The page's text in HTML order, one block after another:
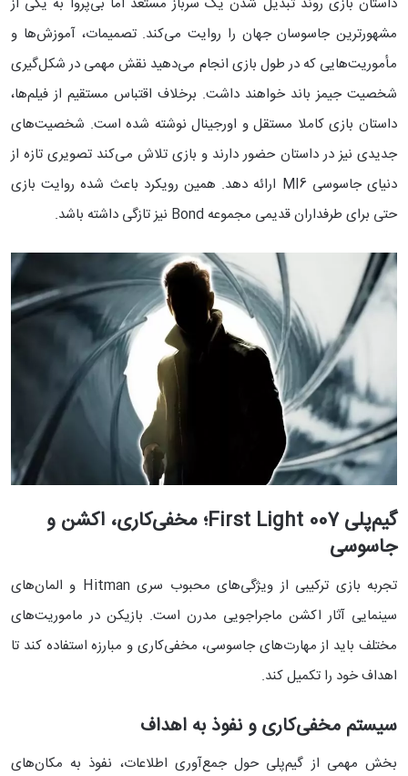
مشهورترین جاسوسان جهان را روایت می‌کند. تصمیمات، آموزش‌ها و
مأموریت‌هایی که در طول بازی انجام می‌دهید نقش مهمی در شکل‌گیری
شخصیت جیمز باند خواهند داشت. برخلاف اقتباس مستقیم از فیلم‌ها،
داستان بازی کاملا مستقل و اورجینال نوشته شده است. شخصیت‌های
جدیدی نیز در داستان حضور دارند و بازی تلاش می‌کند تصویری تازه از
دنیای جاسوسی MI6 ارائه دهد. همین رویکرد باعث شده روایت بازی
حتی برای طرفداران قدیمی مجموعه Bond نیز تازگی داشته باشد.
گیم‌پلی 007 First Light؛ مخفی‌کاری، اکشن و
جاسوسی
تجربه بازی ترکیبی از ویژگی‌های محبوب سری Hitman و المان‌های
سینمایی آثار اکشن ماجراجویی مدرن است. بازیکن در ماموریت‌های
مختلف باید از مهارت‌های جاسوسی، مخفی‌کاری و مبارزه استفاده کند تا
اهداف خود را تکمیل کند.
سیستم مخفی‌کاری و نفوذ به اهداف
بخش مهمی از گیم‌پلی حول جمع‌آوری اطلاعات، نفوذ به مکان‌های